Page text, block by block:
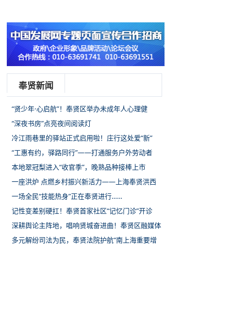
奉贤新闻
“贤少年·心启航”！奉贤区举办未成年人心理健
“深夜书房”点亮夜间阅读灯
冷江雨巷里的驿站正式启用啦！庄行这处爱“新”
“工惠有约，驿路同行”——打通服务户外劳动者
本地翠冠梨进入“收官季”，晚熟品种接棒上市
一座洪炉 点燃乡村振兴新活力——上海奉贤洪西
一场全民“技能热身”正在奉贤进行……
记性变差别硬扛！奉贤首家社区“记忆门诊”开诊
深耕舆论主阵地，唱响贤城奋进曲！奉贤区融媒体
多元解纷司法为民，奉贤法院护航“南上海重要增